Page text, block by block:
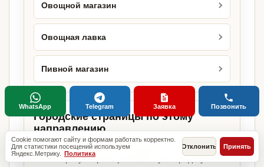
Овощной магазин
Овощная лавка
Пивной магазин
Городские страницы по этому
направлению
Если объект работает в конкретном городе,
можно сразу открыть релевантную городскую
Cookie помогают сайту и формам работать корректно.
Для статистики посещений используем
Яндекс.Метрику. Политика
Отклонить Принять
WhatsApp Telegram Заявка Позвонить